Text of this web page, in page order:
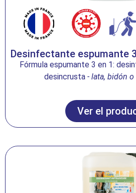
Desinfectante espumante
Fórmula espumante 3 en 1:
desincrusta - lata, bidón
Ver el